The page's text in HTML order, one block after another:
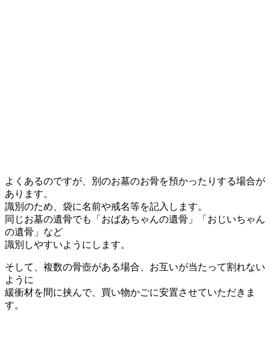
よくあるのですが、別のお墓のお骨を預かったりする場合が
あります。
識別のため、袋に名前や戒名等を記入します。
同じお墓の遺骨でも「おばあちゃんの遺骨」「おじいちゃん
の遺骨」など
識別しやすいようにします。
そして、複数の骨壺がある場合、お互いが当たって割れない
ように
緩衝材を間に挟んで、買い物かごに安置させていただきま
す。